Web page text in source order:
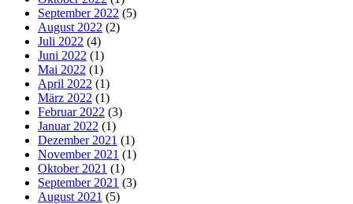
September 2022 (5)
August 2022 (2)
Juli 2022 (4)
Juni 2022 (1)
Mai 2022 (1)
April 2022 (1)
März 2022 (1)
Februar 2022 (3)
Januar 2022 (1)
Dezember 2021 (1)
November 2021 (1)
Oktober 2021 (1)
September 2021 (3)
August 2021 (5)